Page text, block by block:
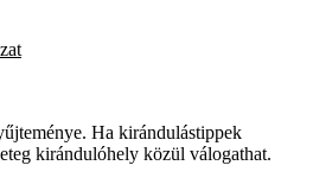
Ha kirándulástippek
kirándulóhely közül válogathat.